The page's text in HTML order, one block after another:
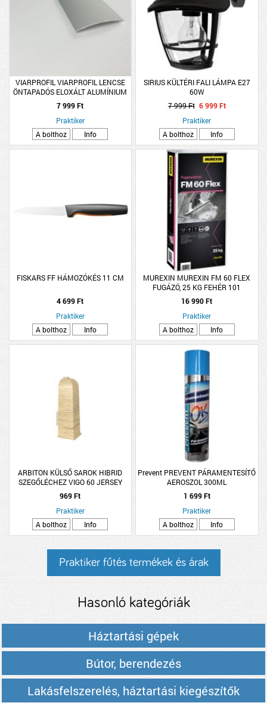
VIARPROFIL VIARPROFIL LENCSE
ÖNTAPADÓS ELOXÁLT ALUMÍNIUM
PROFIL 40MMX2,7M EZÜST
7 999 Ft
Praktiker
A bolthoz
Info
SIRIUS KÜLTÉRI FALI LÁMPA E27
60W
7 999 Ft 6 999 Ft
Praktiker
A bolthoz
Info
FISKARS FF HÁMOZÓKÉS 11 CM
4 699 Ft
Praktiker
A bolthoz
Info
MUREXIN MUREXIN FM 60 FLEX
FUGÁZÓ, 25 KG FEHÉR 101
16 990 Ft
Praktiker
A bolthoz
Info
ARBITON KÜLSŐ SAROK HIBRID
SZEGŐLÉCHEZ VIGO 60 JERSEY
TÖLGY 2DB/CSOMAG
969 Ft
Praktiker
A bolthoz
Info
Prevent PREVENT PÁRAMENTESÍTŐ
AEROSZOL 300ML
1 699 Ft
Praktiker
A bolthoz
Info
Praktiker fűtés termékek és árak
Hasonló kategóriák
Háztartási gépek
Bútor, berendezés
Lakásfelszerelés, háztartási kiegészítők